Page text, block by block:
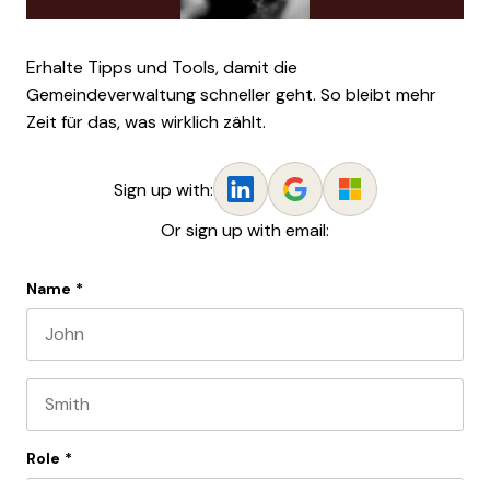
Erhalte Tipps und Tools, damit die
Gemeindeverwaltung schneller geht. So bleibt mehr
Zeit für das, was wirklich zählt.
Sign up with:
Or sign up with email:
Name *
Role *